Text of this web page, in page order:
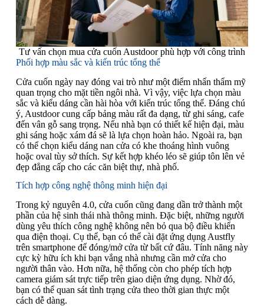
Tư vấn chọn mua cửa cuốn Austdoor phù hợp với công trình
Phối hợp màu sắc và kiến trúc tổng thể
Cửa cuốn ngày nay đóng vai trò như một điểm nhấn thẩm mỹ
quan trọng cho mặt tiền ngôi nhà. Vì vậy, việc lựa chọn màu
sắc và kiểu dáng cần hài hòa với kiến trúc tổng thể. Đáng chú
ý, Austdoor cung cấp bảng màu rất đa dạng, từ ghi sáng, cafe
đến vân gỗ sang trọng. Nếu nhà bạn có thiết kế hiện đại, màu
ghi sáng hoặc xám đá sẽ là lựa chọn hoàn hảo. Ngoài ra, bạn
có thể chọn kiểu dáng nan cửa có khe thoáng hình vuông
hoặc oval tùy sở thích. Sự kết hợp khéo léo sẽ giúp tôn lên vẻ
đẹp đẳng cấp cho các căn biệt thự, nhà phố.
Tích hợp công nghệ thông minh hiện đại
Trong kỷ nguyên 4.0, cửa cuốn cũng đang dần trở thành một
phần của hệ sinh thái nhà thông minh. Đặc biệt, những người
dùng yêu thích công nghệ không nên bỏ qua bộ điều khiển
qua điện thoại. Cụ thể, bạn có thể cài đặt ứng dụng Austfly
trên smartphone để đóng/mở cửa từ bất cứ đâu. Tính năng này
cực kỳ hữu ích khi bạn vắng nhà nhưng cần mở cửa cho
người thân vào. Hơn nữa, hệ thống còn cho phép tích hợp
camera giám sát trực tiếp trên giao diện ứng dụng. Nhờ đó,
bạn có thể quan sát tình trạng cửa theo thời gian thực một
cách dễ dàng.